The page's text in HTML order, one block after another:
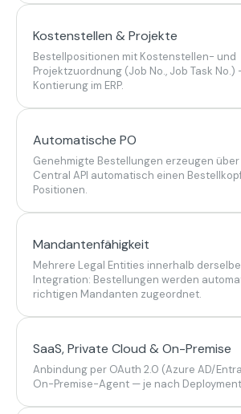
Kostenstellen & Projekte
Bestellpositionen mit Kostenstellen- und
Projektzuordnung (Job No., Job Task
Kontierung im ERP.
Automatische PO
Genehmigte Bestellungen erzeugen über
Central API automatisch einen
Positionen.
Mandantenfähigkeit
Mehrere Legal Entities innerhalb
Integration: Bestellungen werden
richtigen Mandanten zugeordnet.
SaaS, Private Cloud & On-Premise
Anbindung per OAuth 2.0 (Azure AD/
On-Premise-Agent — je nach